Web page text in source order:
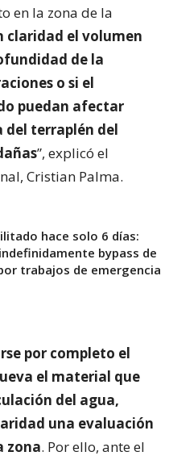
en la zona de la
claridad el volumen
de la
o si el
puedan afectar
terraplén del
”, explicó el
Cristian Palma.
hace solo 6 días:
bypass de
trabajos de emergencia
por completo el
el material que
del agua,
una evaluación
zona. Por ello, ante el